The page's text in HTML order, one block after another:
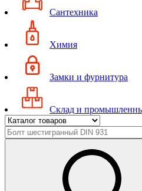
Сантехника
Химия
Замки и фурнитура
Склад и